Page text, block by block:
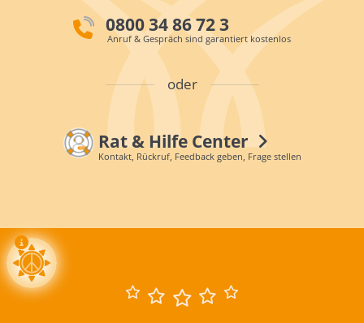
0800 34 86 72 3
Anruf & Gespräch sind garantiert kostenlos
oder
Rat & Hilfe Center
Kontakt, Rückruf, Feedback geben, Frage stellen